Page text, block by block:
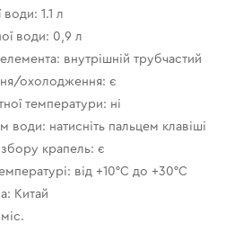
1.1 л
води: 0,9 л
елемента: внутрішній трубчастий
охолодження: є
температури: ні
води: натисніть пальцем клавіші
крапель: є
від +10°C до +30°C
Китай